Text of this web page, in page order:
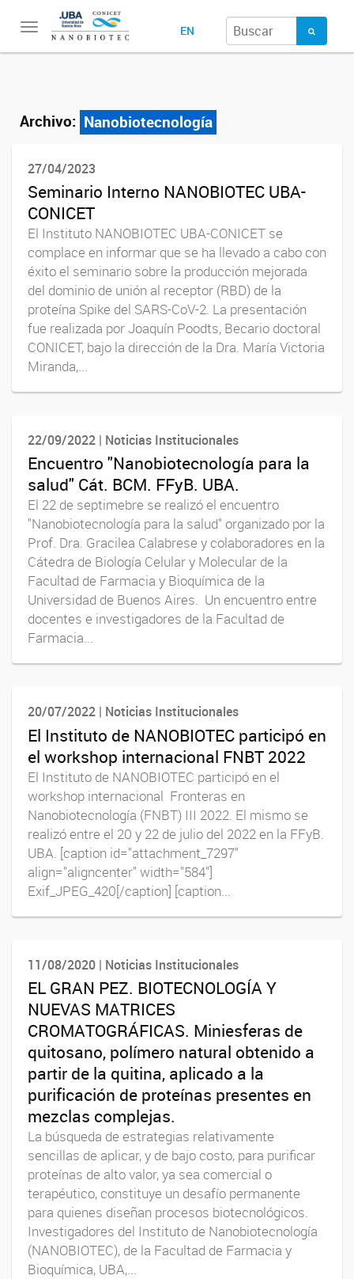
Toggle
navigation
EN
Archivo: Nanobiotecnología
27/04/2023
Seminario Interno NANOBIOTEC UBA-
CONICET
El Instituto NANOBIOTEC UBA-CONICET se
complace en informar que se ha llevado a cabo con
éxito el seminario sobre la producción mejorada
del dominio de unión al receptor (RBD) de la
proteína Spike del SARS-CoV-2. La presentación
fue realizada por Joaquín Poodts, Becario doctoral
CONICET, bajo la dirección de la Dra. María Victoria
Miranda,...
22/09/2022 | Noticias Institucionales
Encuentro "Nanobiotecnología para la
salud" Cát. BCM. FFyB. UBA.
El 22 de septimebre se realizó el encuentro
"Nanobiotecnología para la salud" organizado por la
Prof. Dra. Gracilea Calabrese y colaboradores en la
Cátedra de Biología Celular y Molecular de la
Facultad de Farmacia y Bioquímica de la
Universidad de Buenos Aires. Un encuentro entre
docentes e investigadores de la Facultad de
Farmacia...
20/07/2022 | Noticias Institucionales
El Instituto de NANOBIOTEC participó en
el workshop internacional FNBT 2022
El Instituto de NANOBIOTEC participó en el
workshop internacional Fronteras en
Nanobiotecnología (FNBT) III 2022. El mismo se
realizó entre el 20 y 22 de julio del 2022 en la FFyB.
UBA. [caption id="attachment_7297"
align="aligncenter" width="584"]
Exif_JPEG_420[/caption] [caption...
11/08/2020 | Noticias Institucionales
EL GRAN PEZ. BIOTECNOLOGÍA Y
NUEVAS MATRICES
CROMATOGRÁFICAS. Miniesferas de
quitosano, polímero natural obtenido a
partir de la quitina, aplicado a la
purificación de proteínas presentes en
mezclas complejas.
La búsqueda de estrategias relativamente
sencillas de aplicar, y de bajo costo, para purificar
proteínas de alto valor, ya sea comercial o
terapéutico, constituye un desafío permanente
para quienes diseñan procesos biotecnológicos.
Investigadores del Instituto de Nanobiotecnología
(NANOBIOTEC), de la Facultad de Farmacia y
Bioquímica, UBA,...